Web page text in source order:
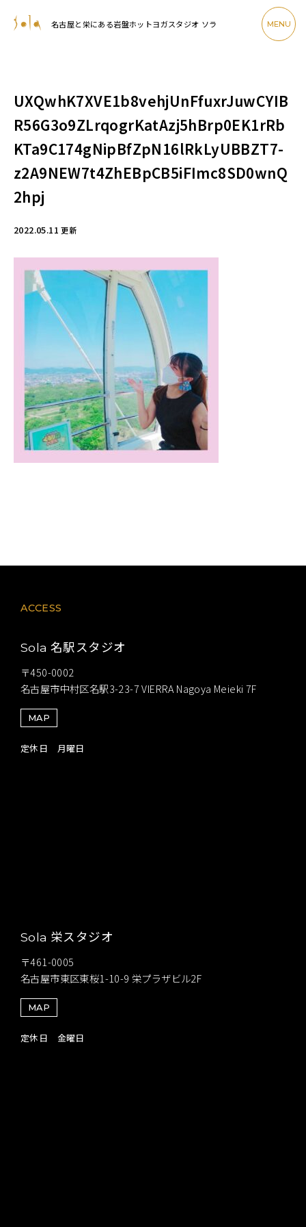
名古屋と栄にある岩盤ホットヨガスタジオ ソラ MENU
UXQwhK7XVE1b8vehjUnFfuxrJuwCYIB
R56G3o9ZLrqogrKatAzj5hBrp0EK1rRb
KTa9C174gNipBfZpN16lRkLyUBBZT7-
z2A9NEW7t4ZhEBpCB5iFImc8SD0wnQ
2hpj
2022.05.11更新
ACCESS
Sola 名駅スタジオ
〒450-0002
名古屋市中村区名駅3-23-7 VIERRA Nagoya Meieki 7F
MAP
定休日 月曜日
Sola 栄スタジオ
〒461-0005
名古屋市東区東桜1-10-9 栄プラザビル2F
MAP
定休日 金曜日